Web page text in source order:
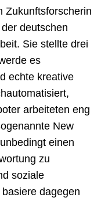
Zukunftsforscherin
deutschen
Sie stellte drei
es
echte kreative
arbeiteten eng
New
einen
zu
soziale
basiere dagegen